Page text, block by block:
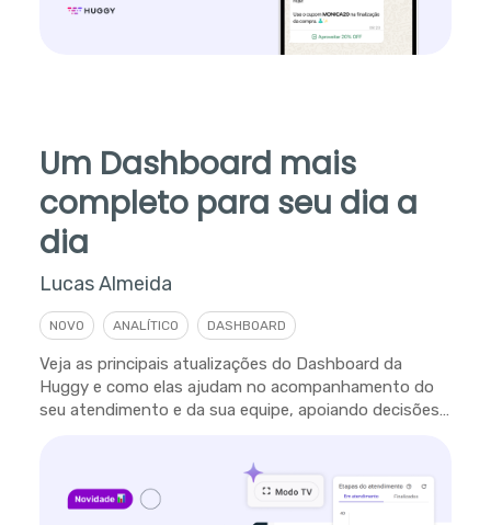
Um Dashboard mais
completo para seu dia a
dia
Lucas Almeida
NOVO ANALÍTICO DASHBOARD
Veja as principais atualizações do Dashboard da
Huggy e como elas ajudam no acompanhamento do
seu atendimento e da sua equipe, apoiando decisões